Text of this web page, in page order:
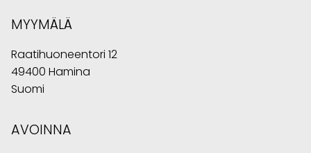
MYYMÄLÄ
Raatihuoneentori 12
49400 Hamina
Suomi
AVOINNA